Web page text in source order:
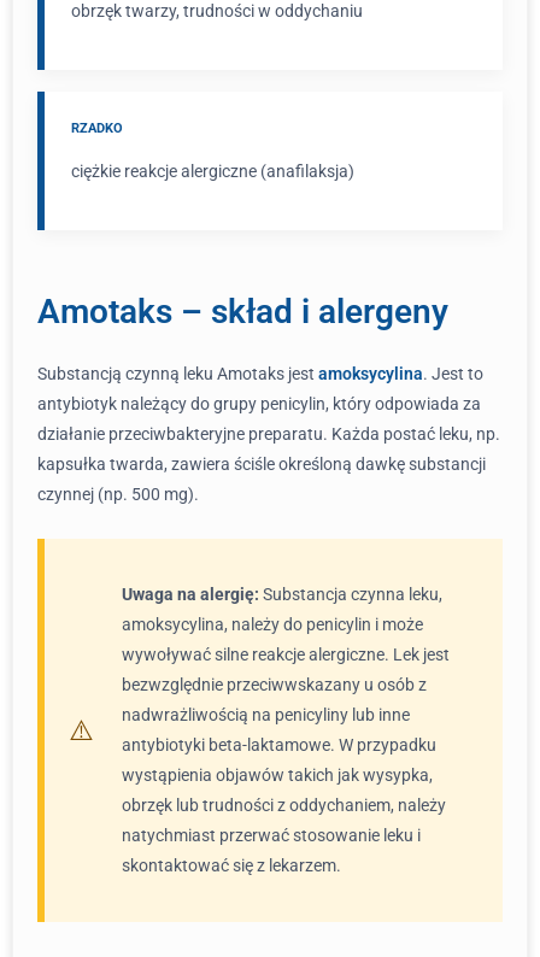
obrzęk twarzy, trudności w oddychaniu
RZADKO
ciężkie reakcje alergiczne (anafilaksja)
Amotaks – skład i alergeny
Substancją czynną leku Amotaks jest amoksycylina. Jest to
antybiotyk należący do grupy penicylin, który odpowiada za
działanie przeciwbakteryjne preparatu. Każda postać leku, np.
kapsułka twarda, zawiera ściśle określoną dawkę substancji
czynnej (np. 500 mg).
Uwaga na alergię: Substancja czynna leku,
amoksycylina, należy do penicylin i może
wywoływać silne reakcje alergiczne. Lek jest
bezwzględnie przeciwwskazany u osób z
nadwrażliwością na penicyliny lub inne
antybiotyki beta-laktamowe. W przypadku
wystąpienia objawów takich jak wysypka,
obrzęk lub trudności z oddychaniem, należy
natychmiast przerwać stosowanie leku i
skontaktować się z lekarzem.